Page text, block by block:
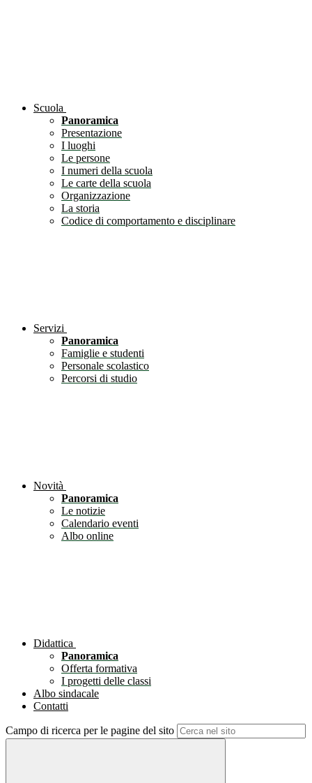
Scuola
Panoramica
Presentazione
I luoghi
Le persone
I numeri della scuola
Le carte della scuola
Organizzazione
La storia
Codice di comportamento e disciplinare
Servizi
Panoramica
Famiglie e studenti
Personale scolastico
Percorsi di studio
Novità
Panoramica
Le notizie
Calendario eventi
Albo online
Didattica
Panoramica
Offerta formativa
I progetti delle classi
Albo sindacale
Contatti
Campo di ricerca per le pagine del sito